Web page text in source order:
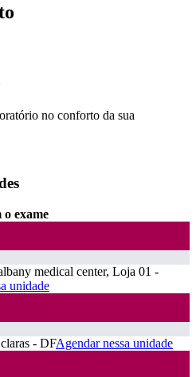
no conforto da sua
o exame
medical center, Loja 01 -
unidade
- DFAgendar nessa unidade